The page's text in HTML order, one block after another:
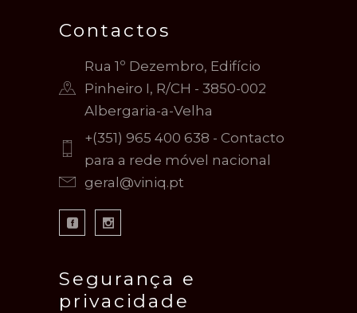
Contactos
Rua 1º Dezembro, Edifício
Pinheiro I, R/CH - 3850-002
Albergaria-a-Velha
+(351) 965 400 638 - Contacto
para a rede móvel nacional
geral@viniq.pt
Segurança e
privacidade